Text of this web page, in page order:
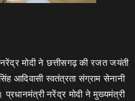
मोदी ने छत्तीसगढ़ की रजत जयंती
आदिवासी स्वतंत्रता संग्राम सेनानी
नरेंद्र मोदी ने मुख्यमंत्री